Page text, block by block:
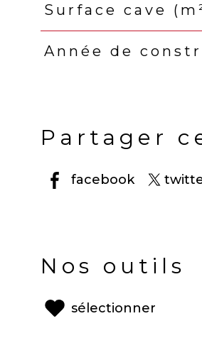
Surface cave
Année de
Partager
facebook
Nos outils
sélectionner